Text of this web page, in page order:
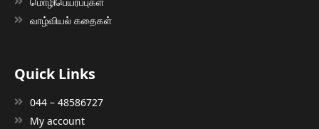
வாழ்வியல் கதைகள்
Quick Links
044 – 48586727
My account